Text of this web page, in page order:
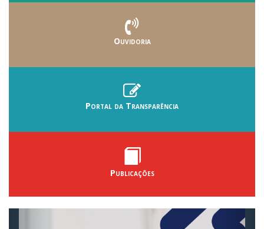
Ouvidoria
Portal da Transparência
Publicações